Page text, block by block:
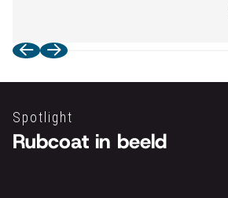
Spotlight
Rubcoat in beeld